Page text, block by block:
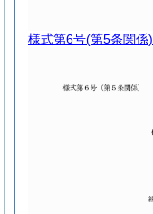
様式第6号(第5条関係)